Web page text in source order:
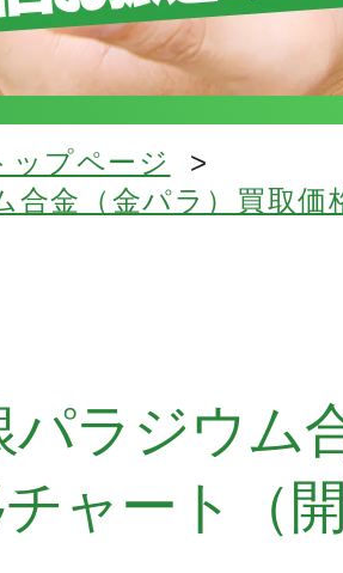
ップページ
>
合金（金パラ）買取
パラジウム
ャート（